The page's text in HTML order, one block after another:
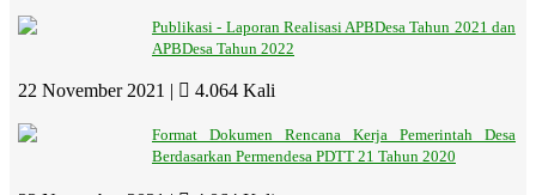
Publikasi - Laporan Realisasi APBDesa Tahun 2021 dan
APBDesa Tahun 2022
22 November 2021 | 4.064 Kali
Format Dokumen Rencana Kerja Pemerintah Desa
Berdasarkan Permendesa PDTT 21 Tahun 2020